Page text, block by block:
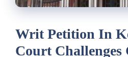
Writ Petition In
Court Challenges